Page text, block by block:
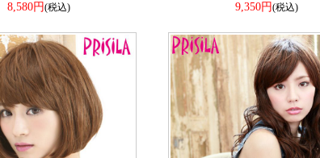
8,580円(税込) 9,350円(税込)